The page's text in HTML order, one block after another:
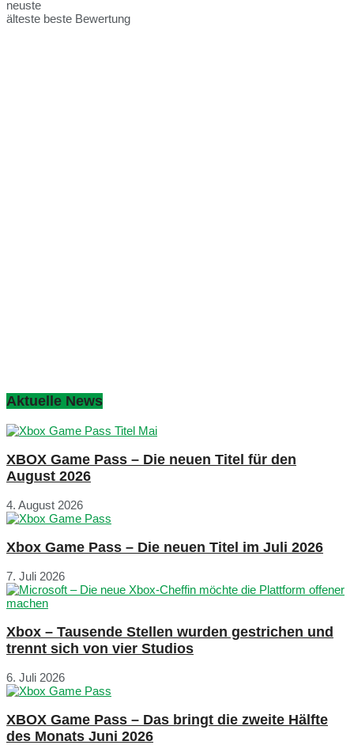
neuste
älteste beste Bewertung
Aktuelle News
XBOX Game Pass – Die neuen Titel für den
August 2026
4. August 2026
Xbox Game Pass – Die neuen Titel im Juli 2026
7. Juli 2026
Xbox – Tausende Stellen wurden gestrichen und
trennt sich von vier Studios
6. Juli 2026
XBOX Game Pass – Das bringt die zweite Hälfte
des Monats Juni 2026